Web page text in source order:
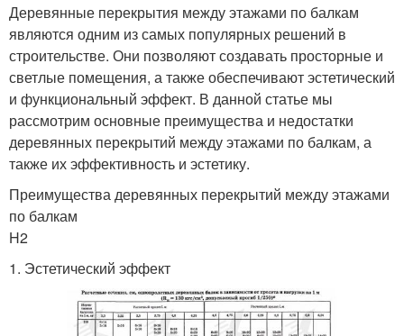
Деревянные перекрытия между этажами по балкам
являются одним из самых популярных решений в
строительстве. Они позволяют создавать просторные и
светлые помещения, а также обеспечивают эстетический
и функциональный эффект. В данной статье мы
рассмотрим основные преимущества и недостатки
деревянных перекрытий между этажами по балкам, а
также их эффективность и эстетику.
Преимущества деревянных перекрытий между этажами
по балкам
H2
1. Эстетический эффект